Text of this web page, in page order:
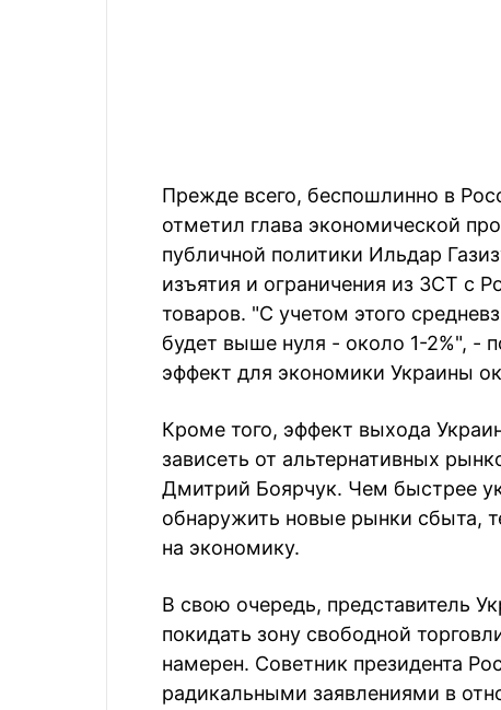
Прежде всего, беспошлинно в
отметил глава экономической
публичной политики Ильдар
изъятия и ограничения из ЗСТ с
товаров. "С учетом этого
будет выше нуля - около 1-2%", -
эффект для экономики Украины
Кроме того, эффект выхода
зависеть от альтернативных
Дмитрий Боярчук. Чем быстрее
обнаружить новые рынки сбыта,
на экономику.
В свою очередь, представитель
покидать зону свободной
намерен. Советник президента
радикальными заявлениями в